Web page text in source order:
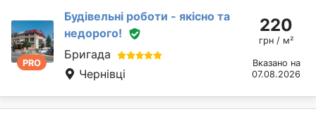
PRO
Будівельні роботи - якісно та
недорого!
Бригада
Чернівці
220
грн / м²
Вказано на
07.08.2026